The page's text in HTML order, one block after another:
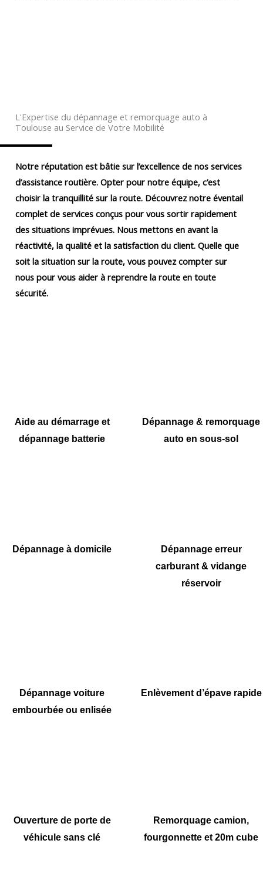
L'Expertise du dépannage et remorquage auto à
Toulouse au Service de Votre Mobilité
Notre réputation est bâtie sur l’excellence de nos services
d’assistance routière. Opter pour notre équipe, c’est
choisir la tranquillité sur la route. Découvrez notre éventail
complet de services conçus pour vous sortir rapidement
des situations imprévues. Nous mettons en avant la
réactivité, la qualité et la satisfaction du client. Quelle que
soit la situation sur la route, vous pouvez compter sur
nous pour vous aider à reprendre la route en toute
sécurité.
Aide au démarrage et
dépannage batterie
Dépannage & remorquage
auto en sous-sol
Dépannage à domicile
Dépannage erreur
carburant & vidange
réservoir
Dépannage voiture
embourbée ou enlisée
Enlèvement d’épave rapide
Ouverture de porte de
véhicule sans clé
Remorquage camion,
fourgonnette et 20m cube